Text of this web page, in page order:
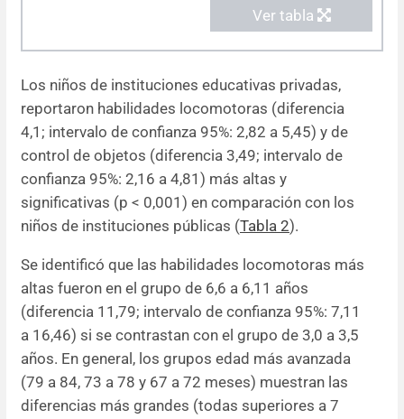
Ver tabla
Los niños de instituciones educativas privadas,
reportaron habilidades locomotoras (diferencia
4,1; intervalo de confianza 95%: 2,82 a 5,45) y de
control de objetos (diferencia 3,49; intervalo de
confianza 95%: 2,16 a 4,81) más altas y
significativas (p < 0,001) en comparación con los
niños de instituciones públicas (Tabla 2).
Se identificó que las habilidades locomotoras más
altas fueron en el grupo de 6,6 a 6,11 años
(diferencia 11,79; intervalo de confianza 95%: 7,11
a 16,46) si se contrastan con el grupo de 3,0 a 3,5
años. En general, los grupos edad más avanzada
(79 a 84, 73 a 78 y 67 a 72 meses) muestran las
diferencias más grandes (todas superiores a 7